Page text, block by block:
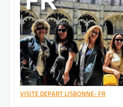
VISITE DEPART LISBONNE- FR